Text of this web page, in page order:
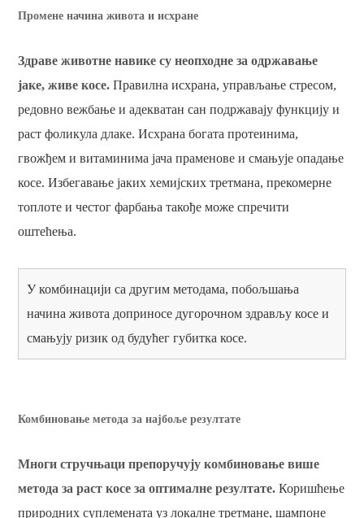
Промене начина живота и исхране
Здраве животне навике су неопходне за одржавање
јаке, живе косе. Правилна исхрана, управљање стресом,
редовно вежбање и адекватан сан подржавају функцију и
раст фоликула длаке. Исхрана богата протеинима,
гвожђем и витаминима јача праменове и смањује опадање
косе. Избегавање јаких хемијских третмана, прекомерне
топлоте и честог фарбања такође може спречити
оштећења.
У комбинацији са другим методама, побољшања
начина живота доприносе дугорочном здрављу косе и
смањују ризик од будућег губитка косе.
Комбиновање метода за најбоље резултате
Многи стручњаци препоручују комбиновање више
метода за раст косе за оптималне резултате. Коришћење
природних суплемената уз локалне третмане, шампоне